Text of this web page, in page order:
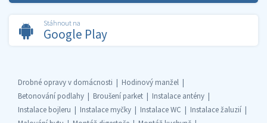
Stáhnout na
Google Play
Drobné opravy v domácnosti
Hodinový manžel
Betonování podlahy
Broušení parket
Instalace antény
Instalace bojleru
Instalace myčky Instalace WC
Instalace žaluzií